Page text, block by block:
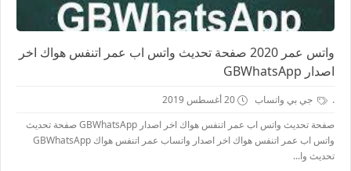
واتس عمر 2020 صفحة تحديث واتس اب عمر اتنفس هواك اخر
اصدار GBWhatsApp
. جي بي واتساب
20 أغسطس 2019
صفحة تحديث واتس اب عمر اتنفس هواك اخر اصدار GBWhatsApp صفحة تحديث
واتس اب عمر اتنفس هواك اخر اصدار واتساب عمر اتنفس هواك GBWhatsApp
تحديث وا...